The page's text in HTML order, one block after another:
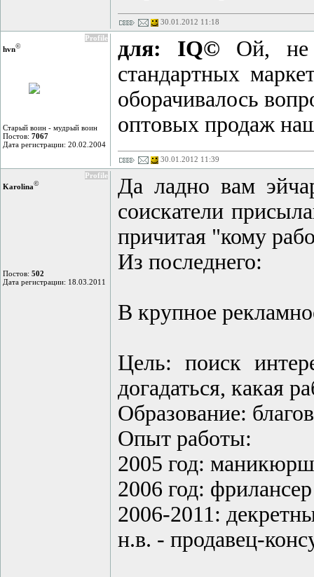
30.01.2012 11:18
Profile
hvn©
Старый воин - мудрый воин
Постов: 7067
Дата регистрации: 20.02.2004
для: IQ© Ой, не
стандартных
оборачивалось
оптовых продаж
30.01.2012 11:39
Profile
Karolina©
Постов: 502
Дата регистрации: 18.03.2011
Да ладно вам
соискатели
причитая "кому
Из последнего:
В крупное
Цель: поиск
догадаться, какая
Образование:
Опыт работы:
2005 год:
2006 год:
2006-2011:
н.в. - продавец-